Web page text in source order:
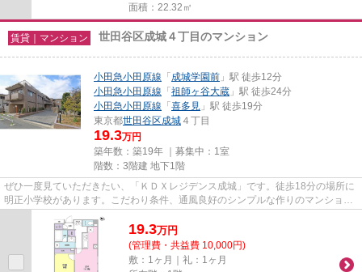
面積：22.32㎡
賃貸｜マンション 世田谷区成城４丁目のマンション
小田急小田原線 「成城学園前 」駅 徒歩12分
小田急小田原線 「祖師ヶ谷大蔵 」駅 徒歩24分
小田急小田原線 「喜多見 」駅 徒歩19分
東京都世田谷区成城 ４丁目
19.3万円
築年数：築19年 ｜募集中： 1室
階数：3階建 地下1階
ぜひ一度見ていただきたい、「ＫＤＸレジデンス成城」です。徒歩18分の場所に
明正小学校があります。こだわり条件、通風良好のシンプルな作りのマンション
です。気分が落ちた時には換...
19.3万円
(管理費・共益費 10,000円)
敷：1ヶ月｜礼：1ヶ月